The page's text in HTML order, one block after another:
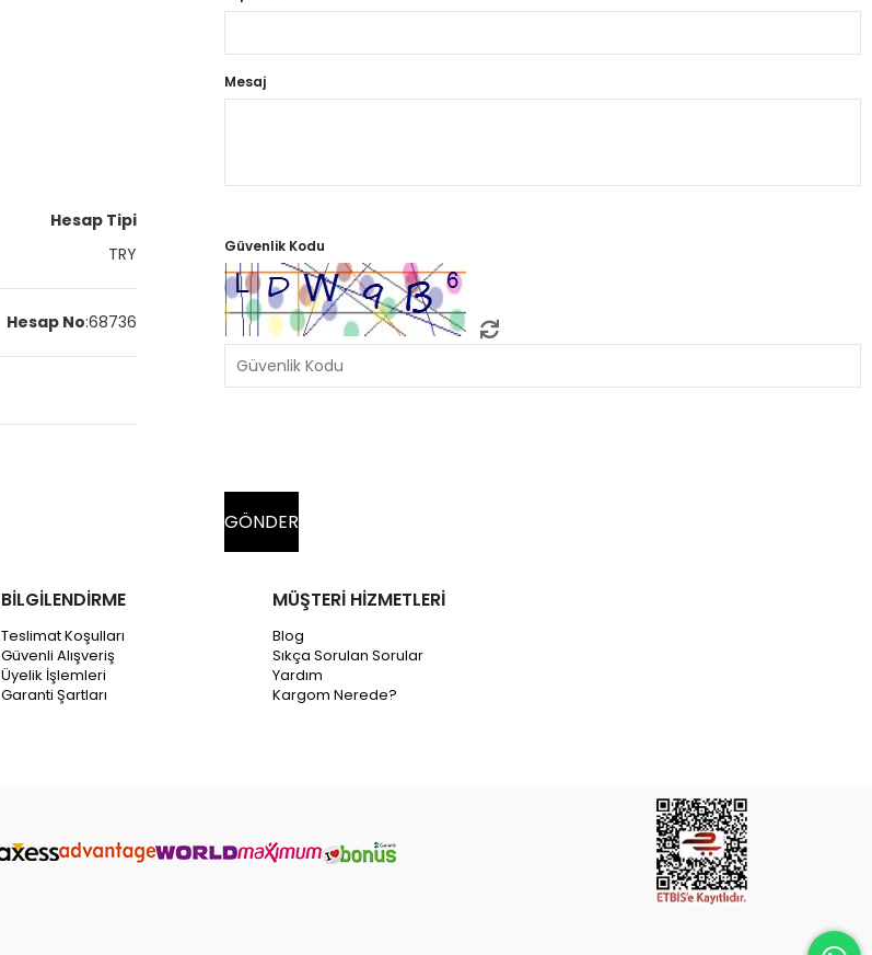
Hesap Tipi
TRY
Hesap No:68736
Mesaj
Güvenlik Kodu
BİLGİLENDİRME
Teslimat Koşulları
Güvenli Alışveriş
Üyelik İşlemleri
Garanti Şartları
MÜŞTERİ HİZMETLERİ
Blog
Sıkça Sorulan Sorular
Yardım
Kargom Nerede?